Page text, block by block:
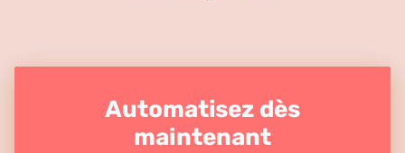
Automatisez dès
maintenant